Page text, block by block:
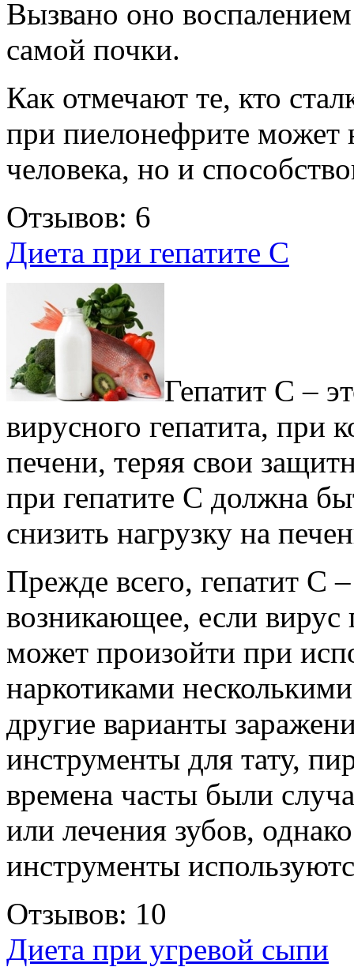
Вызвано оно
самой почки.
Как отмечают те, кто
при пиелонефрите может
человека, но и
Отзывов: 6
Диета при гепатите С
Гепатит С –
вирусного гепатита, при
печени, теряя свои
при гепатите С должна
снизить нагрузку на
Прежде всего, гепатит С
возникающее, если вирус
может произойти при
наркотиками
другие варианты
инструменты для тату,
времена часты были
или лечения зубов,
инструменты
Отзывов: 10
Диета при угревой сыпи